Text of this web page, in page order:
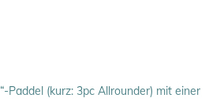
Paddel (kurz: 3pc Allrounder) mit einer